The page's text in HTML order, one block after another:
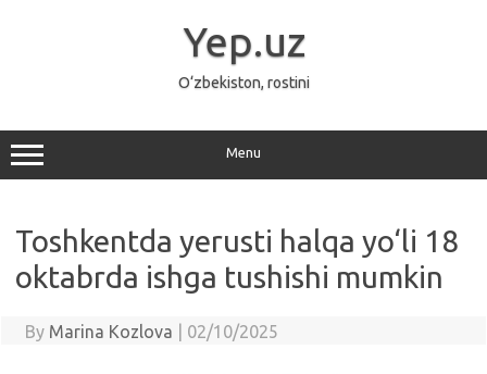
Yep.uz
O‘zbekiston, rostini
Menu
Toshkentda yerusti halqa yo‘li 18
oktabrda ishga tushishi mumkin
By Marina Kozlova 02/10/2025